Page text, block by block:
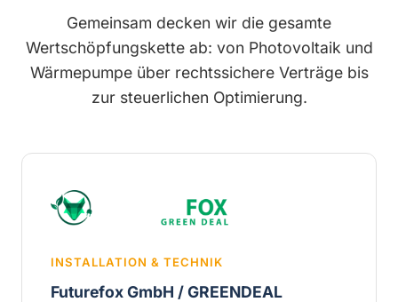
Gemeinsam decken wir die gesamte
Wertschöpfungskette ab: von Photovoltaik und
Wärmepumpe über rechtssichere Verträge bis
zur steuerlichen Optimierung.
INSTALLATION & TECHNIK
Futurefox GmbH / GREENDEAL